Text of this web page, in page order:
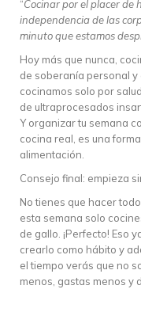
“Cocinar por el placer de
independencia de las
minuto que estamos
Hoy más que nunca,
de soberanía personal y
cocinamos solo por
de ultraprocesados
Y organizar tu semana
cocina real, es una
alimentación.
Consejo final: empieza
No tienes que hacer
esta semana solo
de gallo. ¡Perfecto! Eso
crearlo como hábito y
el tiempo verás que no
menos, gastas menos y